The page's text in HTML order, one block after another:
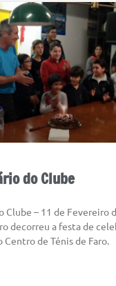
do Clube
Clube – 11 de Fevereiro
decorreu a festa de
Centro de Ténis de Faro.